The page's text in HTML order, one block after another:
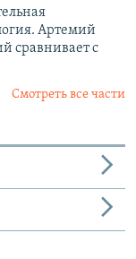
Артемий
сравнивает с
Смотреть все части